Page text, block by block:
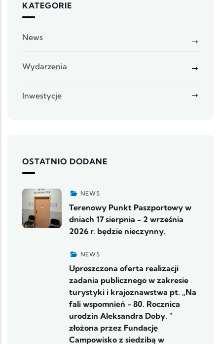
KATEGORIE
News
Wydarzenia
Inwestycje
OSTATNIO DODANE
NEWS
Terenowy Punkt Paszportowy w
dniach 17 sierpnia - 2 września
2026 r. będzie nieczynny.
NEWS
Uproszczona oferta realizacji
zadania publicznego w zakresie
turystyki i krajoznawstwa pt. „Na
fali wspomnień - 80. Rocznica
urodzin Aleksandra Doby. "
złożona przez Fundację
Campowisko z siedzibą w